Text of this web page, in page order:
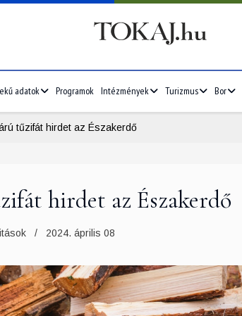
adatok Programok Intézmények Turizmus Bor
tűzifát hirdet az Északerdő
hirdet az Északerdő
2024. április 08